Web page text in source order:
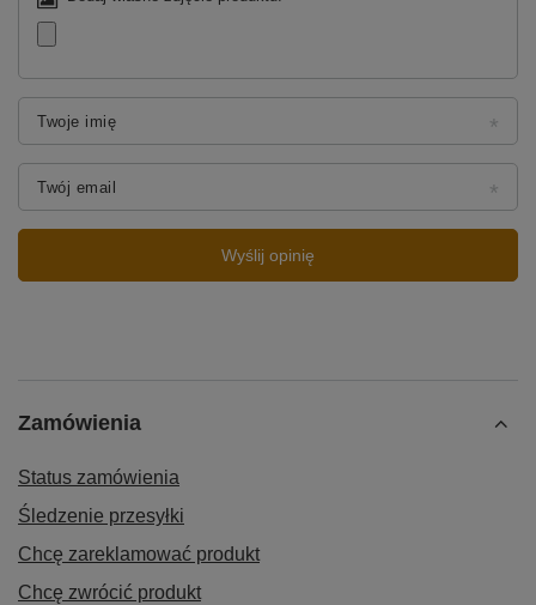
Twoje imię
Twój email
Wyślij opinię
Zamówienia
Status zamówienia
Śledzenie przesyłki
Chcę zareklamować produkt
Chcę zwrócić produkt